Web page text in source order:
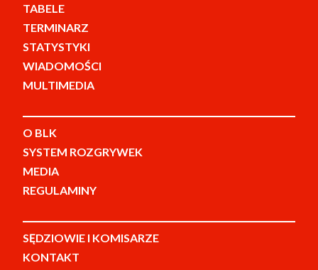
TABELE
TERMINARZ
STATYSTYKI
WIADOMOŚCI
MULTIMEDIA
O BLK
SYSTEM ROZGRYWEK
MEDIA
REGULAMINY
SĘDZIOWIE I KOMISARZE
KONTAKT